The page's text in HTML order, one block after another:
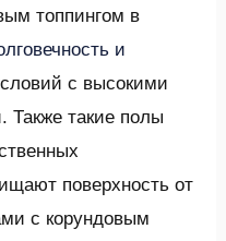
топпингом в
и
с высокими
Также такие полы
поверхность от
с корундовым